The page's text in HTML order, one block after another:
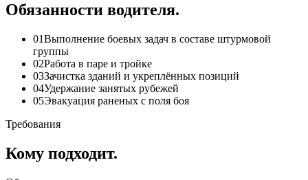
Обязанности водителя.
01Выполнение боевых задач в составе штурмовой
группы
02Работа в паре и тройке
03Зачистка зданий и укреплённых позиций
04Удержание занятых рубежей
05Эвакуация раненых с поля боя
Требования
Кому подходит.